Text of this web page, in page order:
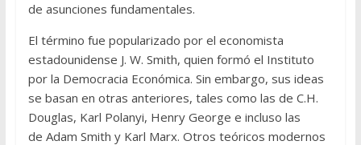
de asunciones fundamentales.
El término fue popularizado por el economista
estadounidense J. W. Smith, quien formó el Instituto
por la Democracia Económica. Sin embargo, sus ideas
se basan en otras anteriores, tales como las de C.H.
Douglas, Karl Polanyi, Henry George e incluso las
de Adam Smith y Karl Marx. Otros teóricos modernos